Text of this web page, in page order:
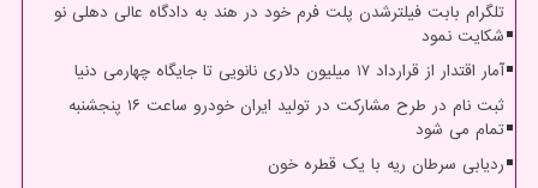
تلگرام بابت فیلترشدن پلت فرم خود در هند به دادگاه عالی دهلی نو
شکایت نمود
آمار اقتدار از قرارداد ۱۷ میلیون دلاری نانویی تا جایگاه چهارمی دنیا
ثبت نام در طرح مشارکت در تولید ایران خودرو ساعت ۱۶ پنجشنبه
تمام می شود
ردیابی سرطان ریه با یک قطره خون